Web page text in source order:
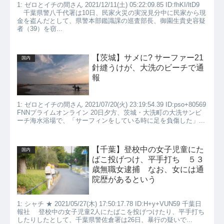
1: ゼロとイチの間さん 2021/12/11(土) 05:22:09.85 ID:fhKI/ltD9
千葉県警八千代署は10日、民家火災の実況見分中に民家から現
金を盗んだとして、県警本部鑑識課の巡査部長、御園生貴史容疑
者（39）を窃...
国内
【茨城】サメに? サーファー21
針縫うけが、大洗のビーチで通
報
1: ゼロとイチの間さん 2021/07/20(火) 23:19:54.39 ID:pso+80569
FNNプライムオンライン 20日夕方、茨城・大洗町の大洗サンビ
ーチ海水浴場で、「サーフィンをしている時に足を負傷した」...
国内
【千葉】登校中の女子児童にた
ばこ投げつけ、平手打ち ５３
歳無職女逮捕 なお、女には通
院歴があるという
1: シャチ ★ 2021/05/27(木) 17:50:17.78 ID:H+y+VUN59 千葉日
報社 登校中の女子児童2人にたばこを投げつけたり、平手打ち
したりしたとして、千葉県警佐倉署は26日、暴行の疑いで...